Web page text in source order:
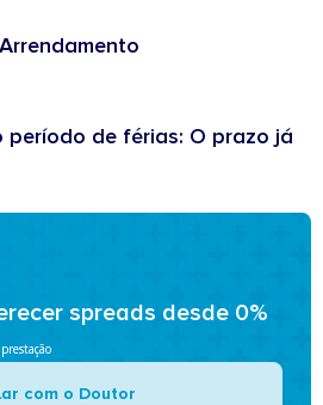
de férias: O prazo já
spreads desde 0%
com o Doutor